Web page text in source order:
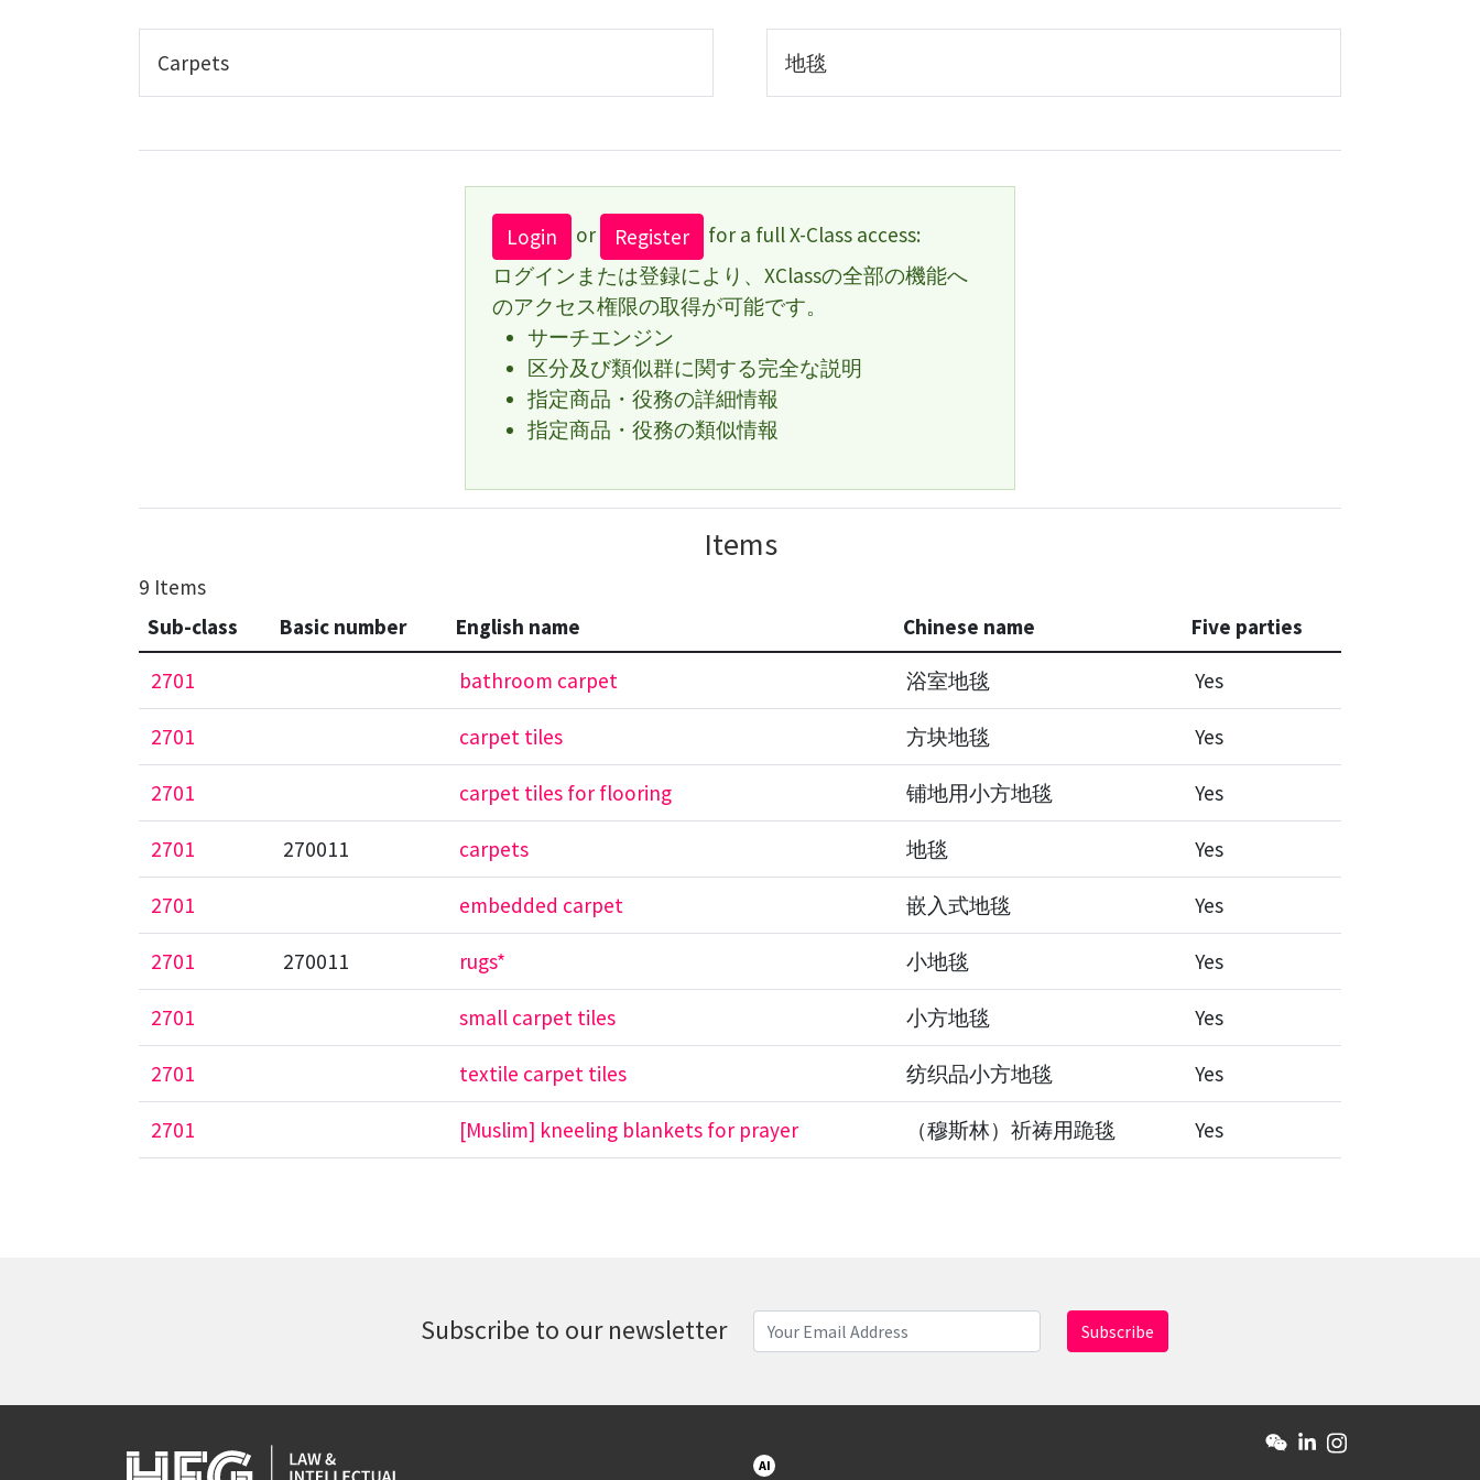
Carpets 地毯
Login or Register
for a full X-Class access:
ログインまたは登録により、XClassの全部の機能へ
のアクセス権限の取得が可能です。
サーチエンジン
区分及び類似群に関する完全な説明
指定商品・役務の詳細情報
指定商品・役務の類似情報
Items
9 Items
Sub-class
Basic number English name Chinese name Five parties
2701 bathroom carpet 浴室地毯 Yes
2701 carpet tiles 方块地毯 Yes
2701 carpet tiles for flooring 铺地用小方地毯 Yes
2701 270011 carpets 地毯 Yes
2701 embedded carpet 嵌入式地毯 Yes
2701 270011 rugs* 小地毯 Yes
2701 small carpet tiles 小方地毯 Yes
2701 textile carpet tiles 纺织品小方地毯 Yes
2701 [Muslim] kneeling blankets for prayer （穆斯林）祈祷用跪毯 Yes
Subscribe to our newsletter
AI